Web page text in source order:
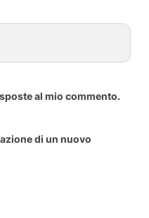
al mio commento.
di un nuovo